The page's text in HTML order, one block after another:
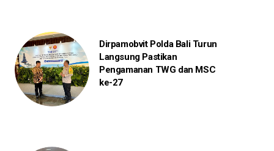
Dirpamobvit Polda Bali Turun
Langsung Pastikan
Pengamanan TWG dan MSC
ke-27